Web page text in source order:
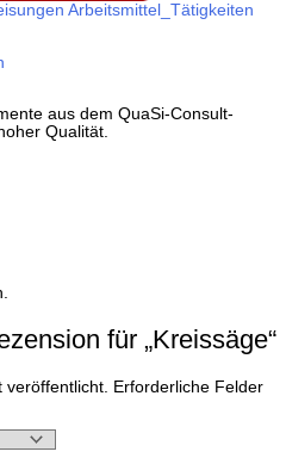
Arbeitsmittel_Tätigkeiten
aus dem QuaSi-​Consult-​
Qualität.
für „Kreissäge“
Erforderliche Felder